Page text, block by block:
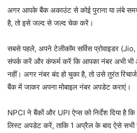
अगर आपके बैंक अकाउंट से कोई पुराना या लंबे
है, तो इसे जल्द से जल्द चेक करें।
सबसे पहले, अपने टेलीकॉम सर्विस प्रोवाइडर
संपर्क करें और कंफर्म करें कि आपका नंबर अभी भी
नहीं। अगर नंबर बंद हो चुका है, तो उसे तुरंत
बैंक में जाकर अपना मोबाइल नंबर अपडेट कराएं।
NPCI ने बैंकों और UPI ऐप्स को निर्देश दिया है कि
लिस्ट अपडेट करें, ताकि 1 अप्रैल के बाद ऐसे सभी